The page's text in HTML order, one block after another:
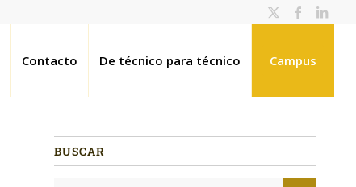
Contacto De técnico para técnico Campus
BUSCAR